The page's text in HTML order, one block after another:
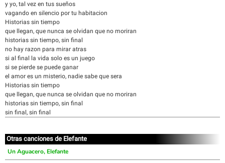
y yo, tal vez en tus sueños
vagando en silencio por tu habitacion
Historias sin tiempo
que llegan, que nunca se olvidan que no moriran
historias sin tiempo, sin final
no hay razon para mirar atras
si al final la vida solo es un juego
si se pierde se puede ganar
el amor es un misterio, nadie sabe que sera
Historias sin tiempo
que llegan, que nunca se olvidan que no moriran
historias sin tiempo, sin final
sin final, sin final
Otras canciones de Elefante
Un Aguacero, Elefante